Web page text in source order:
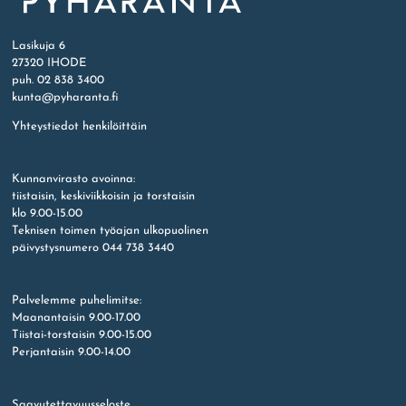
Lasikuja 6
27320 IHODE
puh. 02 838 3400
kunta@pyharanta.fi
Yhteystiedot henkilöittäin
Kunnanvirasto avoinna:
tiistaisin, keskiviikkoisin ja torstaisin
klo 9.00-15.00
Teknisen toimen työajan ulkopuolinen
päivystysnumero 044 738 3440
Palvelemme puhelimitse:
Maanantaisin 9.00-17.00
Tiistai-torstaisin 9.00-15.00
Perjantaisin 9.00-14.00